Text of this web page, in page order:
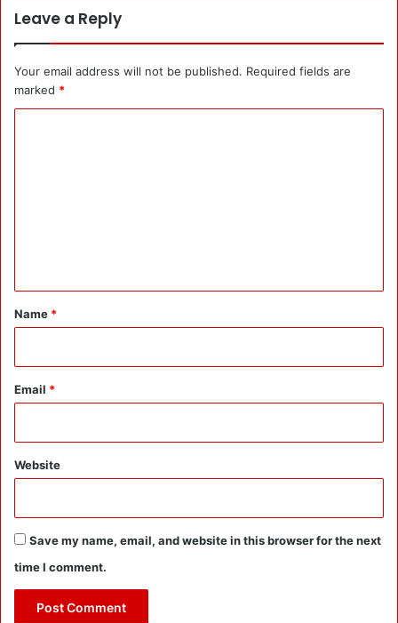
Leave a Reply
Your email address will not be published. Required fields are
marked *
*
Name *
Email *
Website
Save my name, email, and website in this browser for the next
time I comment.